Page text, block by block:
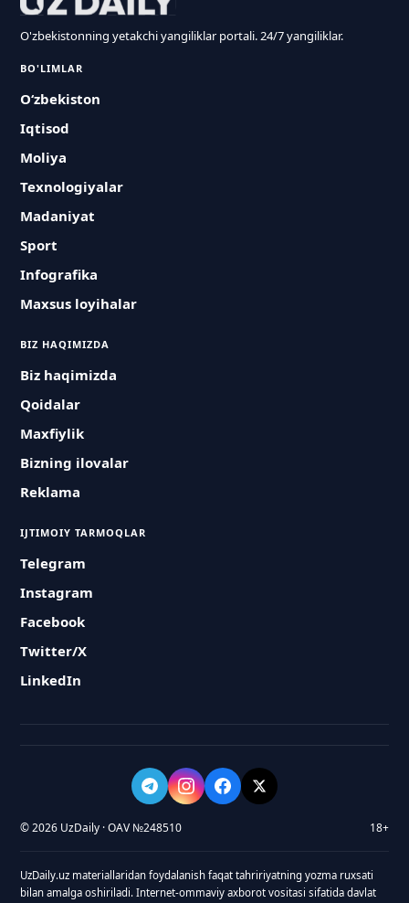
O'zbekistonning yetakchi yangiliklar portali. 24/7 yangiliklar.
BO'LIMLAR
O‘zbekiston
Iqtisod
Moliya
Texnologiyalar
Madaniyat
Sport
Infografika
Maxsus loyihalar
BIZ HAQIMIZDA
Biz haqimizda
Qoidalar
Maxfiylik
Bizning ilovalar
Reklama
IJTIMOIY TARMOQLAR
Telegram
Instagram
Facebook
Twitter/X
LinkedIn
© 2026 UzDaily · OAV №248510 18+
UzDaily.uz materiallaridan foydalanish faqat tahririyatning yozma ruxsati
bilan amalga oshiriladi. Internet-ommaviy axborot vositasi sifatida davlat